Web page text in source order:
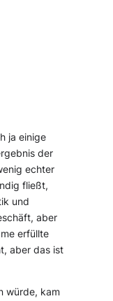
ja einige
der
echter
fließt,
und
aber
erfüllte
aber das ist
würde, kam